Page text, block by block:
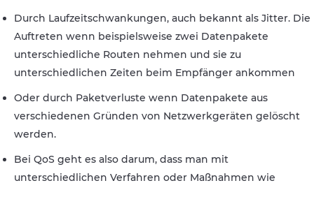
Durch Laufzeitschwankungen, auch bekannt als Jitter. Die
Auftreten wenn beispielsweise zwei Datenpakete
unterschiedliche Routen nehmen und sie zu
unterschiedlichen Zeiten beim Empfänger ankommen
Oder durch Paketverluste wenn Datenpakete aus
verschiedenen Gründen von Netzwerkgeräten gelöscht
werden.
Bei QoS geht es also darum, dass man mit
unterschiedlichen Verfahren oder Maßnahmen wie